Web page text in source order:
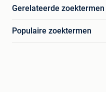
Gerelateerde zoektermen
Populaire zoektermen